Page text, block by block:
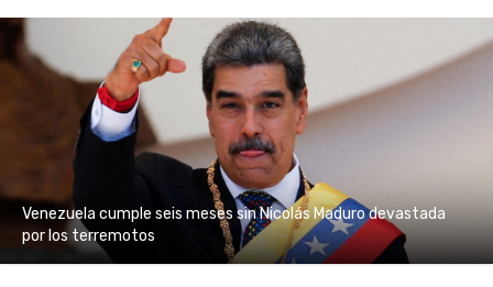
Venezuela cumple seis meses sin Nicolás Maduro devastada
por los terremotos